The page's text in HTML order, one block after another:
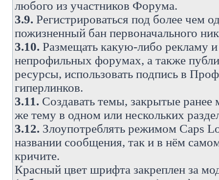
любого из участников Форума.
3.9. Регистрироваться под более чем
пожизненный бан первоначального
3.10. Размещать какую-либо рекламу
непрофильных форумах, а также
ресурсы, использовать подпись в
гиперлинков.
3.11. Создавать темы, закрытые ранее
же тему в одном или нескольких
3.12. Злоупотреблять режимом Caps
названии сообщения, так и в нём
кричите.
Красный цвет шрифта закреплен за